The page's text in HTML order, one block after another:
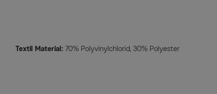
Textil Material: 70% Polyvinylchlorid, 30% Polyester